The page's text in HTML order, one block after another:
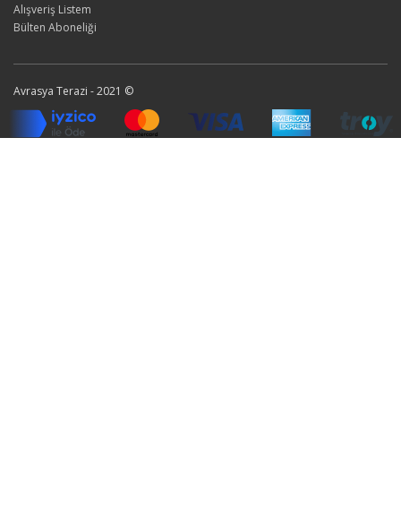
Alışveriş Listem
Bülten Aboneliği
Avrasya Terazi - 2021 ©